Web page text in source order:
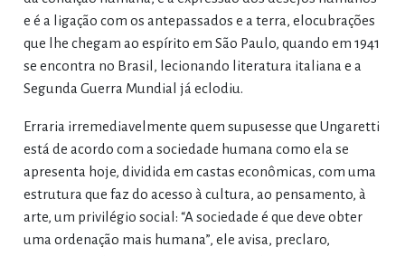
e é a ligação com os antepassados e a terra, elocubrações
que lhe chegam ao espírito em São Paulo, quando em 1941
se encontra no Brasil, lecionando literatura italiana e a
Segunda Guerra Mundial já eclodiu.
Erraria irremediavelmente quem supusesse que Ungaretti
está de acordo com a sociedade humana como ela se
apresenta hoje, dividida em castas econômicas, com uma
estrutura que faz do acesso à cultura, ao pensamento, à
arte, um privilégio social: “A sociedade é que deve obter
uma ordenação mais humana”, ele avisa, preclaro,